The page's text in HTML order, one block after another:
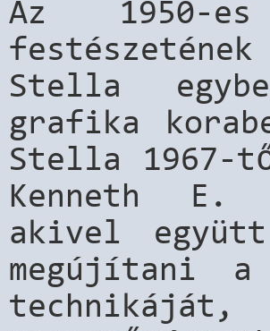
Az 1950-
Stella
grafika
Stella 1967-
Kenneth E.
akivel együtt
megújítani